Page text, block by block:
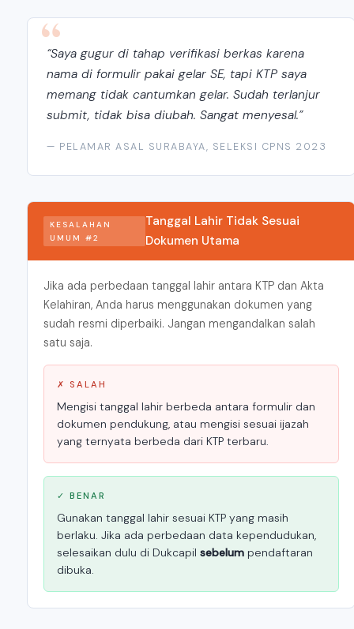
“Saya gugur di tahap verifikasi berkas karena
nama di formulir pakai gelar SE, tapi KTP saya
memang tidak cantumkan gelar. Sudah terlanjur
submit, tidak bisa diubah. Sangat menyesal.”
— PELAMAR ASAL SURABAYA, SELEKSI CPNS 2023
KESALAHAN
UMUM #2
Tanggal Lahir Tidak Sesuai
Dokumen Utama
Jika ada perbedaan tanggal lahir antara KTP dan Akta
Kelahiran, Anda harus menggunakan dokumen yang
sudah resmi diperbaiki. Jangan mengandalkan salah
satu saja.
✗ SALAH
Mengisi tanggal lahir berbeda antara formulir dan
dokumen pendukung, atau mengisi sesuai ijazah
yang ternyata berbeda dari KTP terbaru.
✓ BENAR
Gunakan tanggal lahir sesuai KTP yang masih
berlaku. Jika ada perbedaan data kependudukan,
selesaikan dulu di Dukcapil sebelum pendaftaran
dibuka.